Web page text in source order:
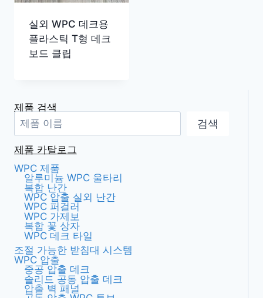
실외 WPC 데크용
플라스틱 T형 데크
보드 클립
제품 검색
검색
제품 카탈로그
WPC 제품
알루미늄 WPC 울타리
복합 난간
WPC 압출 실외 난간
WPC 퍼걸러
WPC 가제보
복합 꽃 상자
WPC 데크 타일
조절 가능한 받침대 시스템
WPC 압출
중공 압출 데크
솔리드 공동 압출 데크
압출 벽 패널